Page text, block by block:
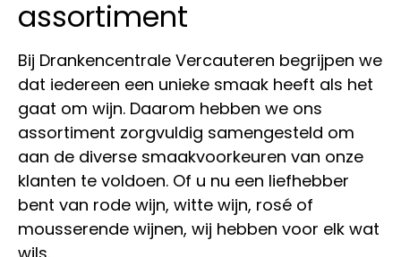
assortiment
Bij Drankencentrale Vercauteren begrijpen we
dat iedereen een unieke smaak heeft als het
gaat om wijn. Daarom hebben we ons
assortiment zorgvuldig samengesteld om
aan de diverse smaakvoorkeuren van onze
klanten te voldoen. Of u nu een liefhebber
bent van rode wijn, witte wijn, rosé of
mousserende wijnen, wij hebben voor elk wat